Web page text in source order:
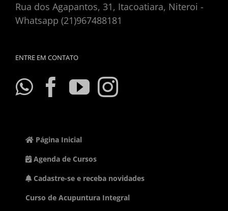
Rua dos Agapantos, 31, Itacoatiara, Niteroi -
Whatsapp (21)967488181
ENTRE EM CONTATO
Página Inicial
Agenda de Cursos
Cadastre-se e receba novidades
Curso de Acupuntura Integral